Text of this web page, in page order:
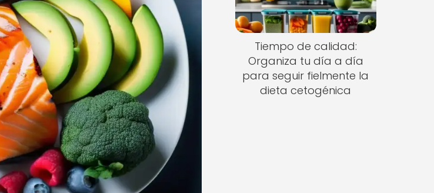
Tiempo de calidad:
Organiza tu día a día
para seguir fielmente la
dieta cetogénica